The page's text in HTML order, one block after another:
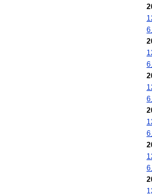
6
6
6
6
6